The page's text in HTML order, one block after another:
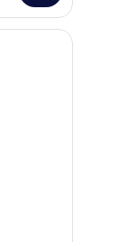
มียม, มินิบาร์, ตู้นิรภัยในห้